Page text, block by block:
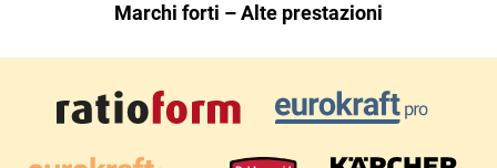
Marchi forti – Alte prestazioni